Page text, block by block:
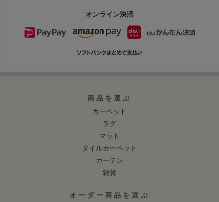
オンライン決済
商品を選ぶ
カーペット
ラグ
マット
タイルカーペット
カーテン
雑貨
オーダー商品を選ぶ